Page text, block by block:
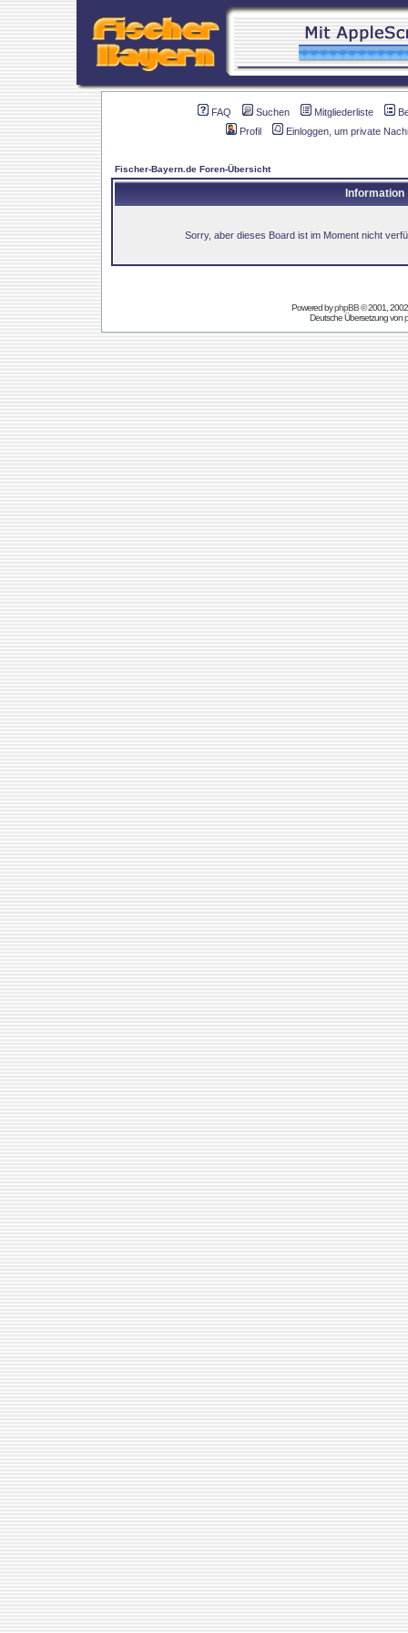
FAQ Suchen Mitgliederliste
Profil
Einloggen, um private
Fischer-Bayern.de Foren-Übersicht
Information
Sorry, aber dieses Board ist im Moment nicht
Powered byphpBB© 2001,
Deutsche Übersetzung von